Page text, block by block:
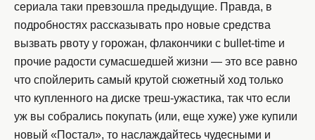
сериала таки превзошла предыдущие. Правда, в
подробностях рассказывать про новые средства
вызвать рвоту у горожан, флакончики с bullet-time и
прочие радости сумасшедшей жизни — это все равно
что спойлерить самый крутой сюжетный ход только
что купленного на диске треш-ужастика, так что если
уж вы собрались покупать (или, еще хуже) уже купили
новый «Постал», то наслаждайтесь чудесными и